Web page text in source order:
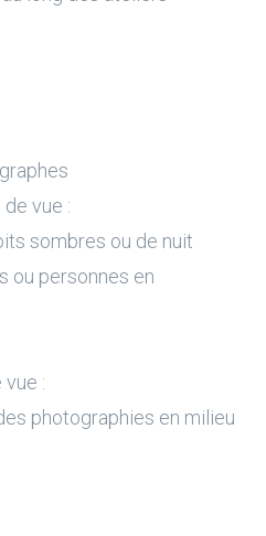
vue :
sombres ou de nuit
ou personnes en
:
photographies en milieu